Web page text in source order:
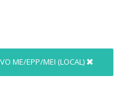
ME/EPP/MEI (LOCAL)